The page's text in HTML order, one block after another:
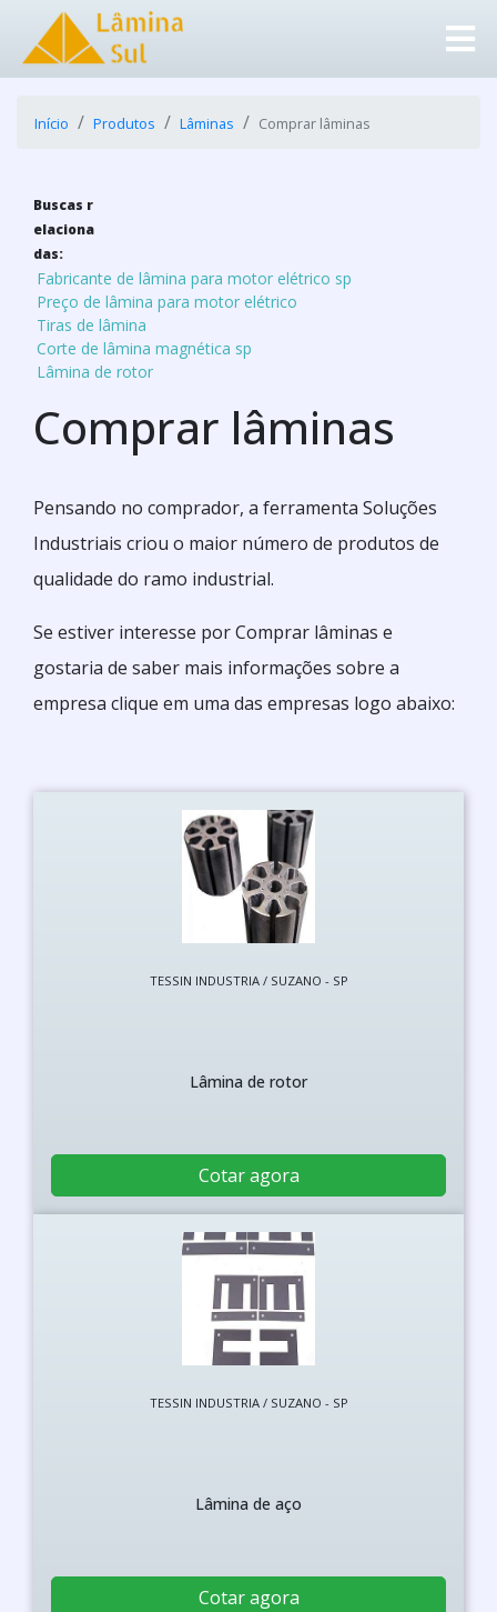
Início Produtos Lâminas Comprar lâminas
Buscas r
elaciona
das:
Fabricante de lâmina para motor elétrico sp
Preço de lâmina para motor elétrico
Tiras de lâmina
Corte de lâmina magnética sp
Lâmina de rotor
Comprar lâminas
Pensando no comprador, a ferramenta Soluções
Industriais criou o maior número de produtos de
qualidade do ramo industrial.
Se estiver interesse por Comprar lâminas e
gostaria de saber mais informações sobre a
empresa clique em uma das empresas logo abaixo:
TESSIN INDUSTRIA / SUZANO - SP
Lâmina de rotor
Cotar agora
TESSIN INDUSTRIA / SUZANO - SP
Lâmina de aço
Cotar agora